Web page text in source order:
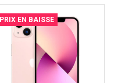
PRIX EN BAISSE